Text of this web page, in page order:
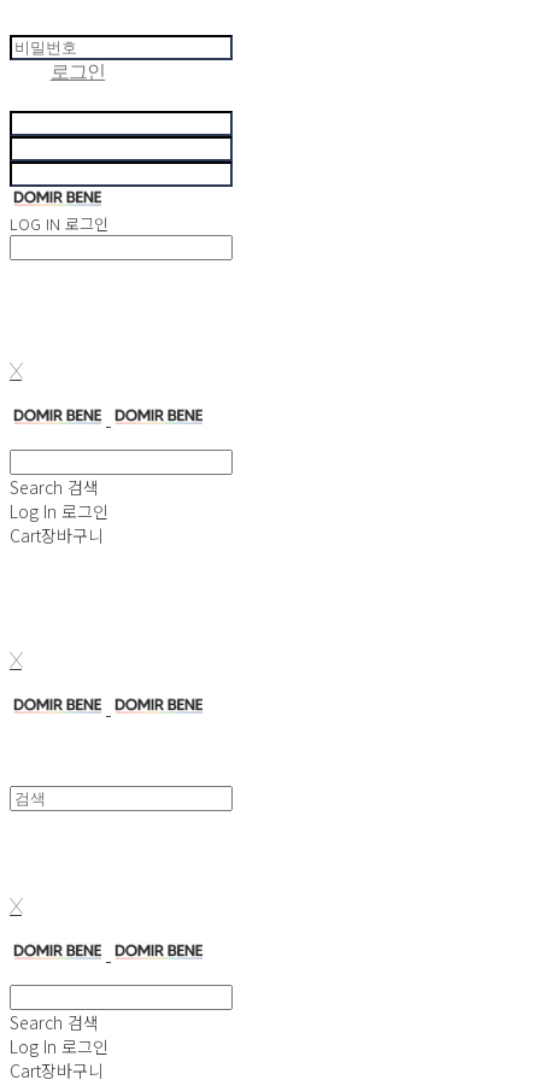
로그인
LOG IN 로그인
X
Search 검색
Log In 로그인
Cart장바구니
X
X
Search 검색
Log In 로그인
Cart장바구니